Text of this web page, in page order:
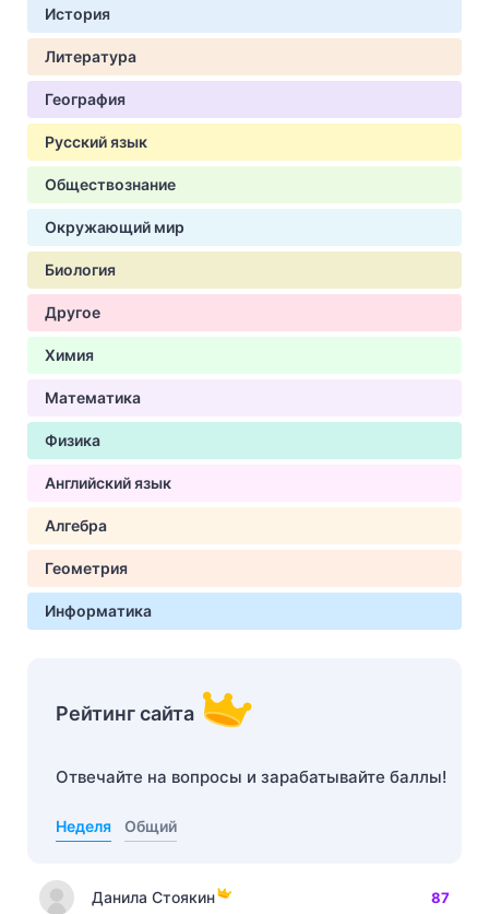
История
Литература
География
Русский язык
Обществознание
Окружающий мир
Биология
Другое
Химия
Математика
Физика
Английский язык
Алгебра
Геометрия
Информатика
Рейтинг сайта
Отвечайте на вопросы и зарабатывайте баллы!
Неделя Общий
Данила Стоякин 87